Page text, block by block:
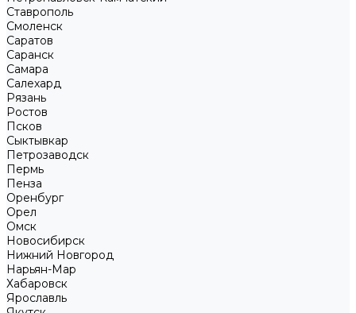
Ставрополь
Смоленск
Саратов
Саранск
Самара
Салехард
Рязань
Ростов
Псков
Сыктывкар
Петрозаводск
Пермь
Пенза
Оренбург
Орел
Омск
Новосибирск
Нижний Новгород
Нарьян-Мар
Хабаровск
Ярославль